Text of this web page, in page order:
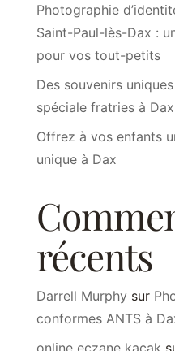
Photographie
Saint-Paul-lès-Dax :
pour vos tout-petits
Des souvenirs
spéciale fratries à Dax
Offrez à vos enfants
unique à Dax
récents
Darrell Murphy sur
conformes ANTS à
online eczane kaçak